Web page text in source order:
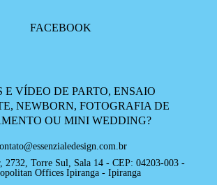
FACEBOOK
E VÍDEO DE PARTO, ENSAIO
NEWBORN, FOTOGRAFIA DE
OU MINI WEDDING?
2732, Torre Sul, Sala 14 - CEP: 04203-003 -
Offices Ipiranga - Ipiranga